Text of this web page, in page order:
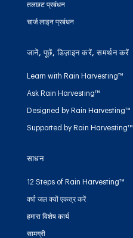
तलछट प्रबंधन
चार्ज लाइन प्रबंधन
जानें, पूछें, डिज़ाइन करें, समर्थन करें
Learn with Rain Harvesting™
Ask Rain Harvesting™
Designed by Rain Harvesting™
Supported by Rain Harvesting™
साधन
12 Steps of Rain Harvesting™
वर्षा जल क्यों एकत्र करें
हमारा विशेष कार्य
सामग्री